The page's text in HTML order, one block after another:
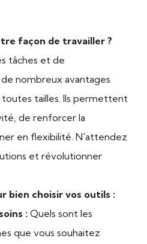
façon de travailler ?
tâches et de
nombreux avantages
tailles. Ils permettent
de renforcer la
en flexibilité. N'attendez
et révolutionner
bien choisir vos outils :
: Quels sont les
que vous souhaitez